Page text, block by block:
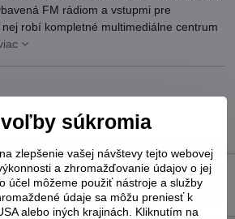
FM rádiom a vstupmi pre
robí kompletné multimediálne centrum
Do košíka
súkromia
zlepšenie vašej návštevy tejto webovej
a zhromažďovanie údajov o jej
účel môžeme použiť nástroje a služby
údaje sa môžu preniesť k
alebo iných krajinách. Kliknutím na